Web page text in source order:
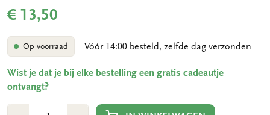
€ 13,50
Op voorraad Vóór 14:00 besteld, zelfde dag verzonden
Wist je dat je bij elke bestelling een gratis cadeautje
ontvangt?